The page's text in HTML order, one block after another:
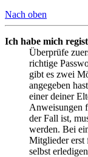
Nach oben
Ich habe mich
Überprüfe
richtige
gibt es zwei
angegeben
einer deiner
Anweisungen
der Fall ist,
werden. Bei
Mitglieder erst
selbst